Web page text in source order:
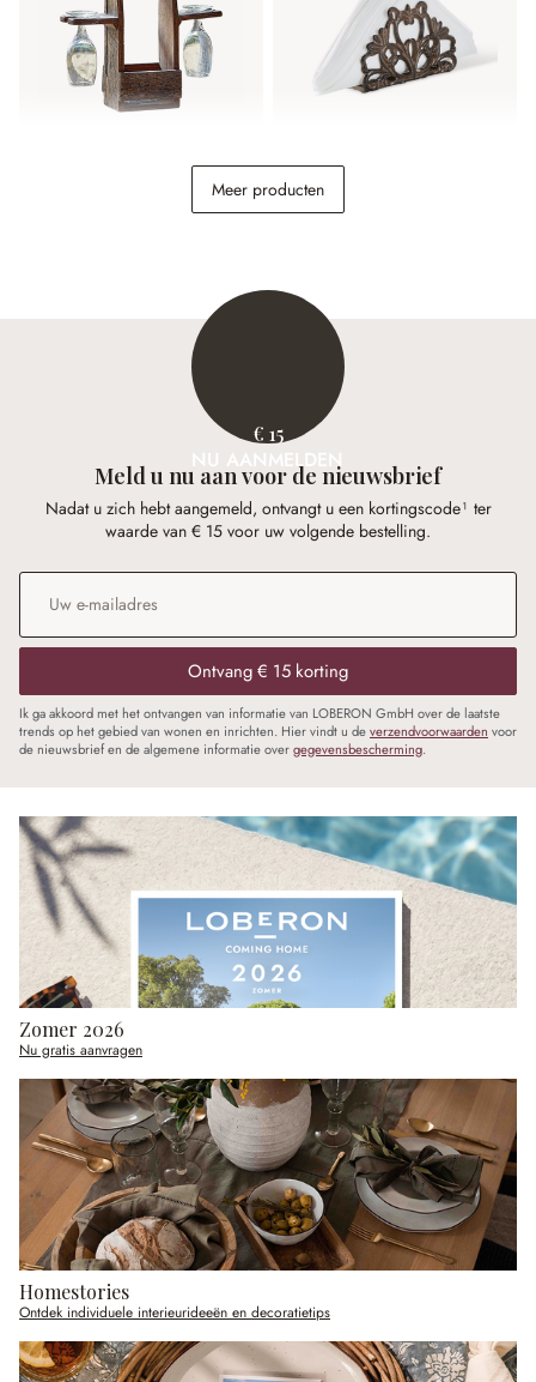
Servethouder Plesnois
Meer producten
€ 15
NU AANMELDEN
Meld u nu aan voor de nieuwsbrief
Nadat u zich hebt aangemeld, ontvangt u een kortingscode¹ ter
waarde van € 15 voor uw volgende bestelling.
E-mailadres
Ontvang € 15 korting
Ik ga akkoord met het ontvangen van informatie van LOBERON GmbH over de laatste
trends op het gebied van wonen en inrichten. Hier vindt u deverzendvoorwaarden voor
de nieuwsbrief en de algemene informatie overgegevensbescherming.
Zomer 2026
Nu gratis aanvragen
Homestories
Ontdek individuele interieurideeën en decoratietips